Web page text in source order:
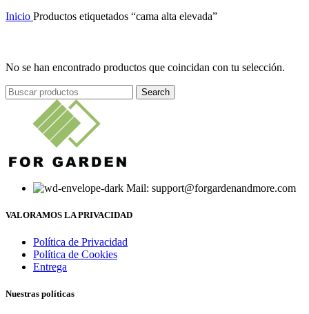
Inicio Productos etiquetados “cama alta elevada”
No se han encontrado productos que coincidan con tu selección.
Search
Mail: support@forgardenandmore.com
VALORAMOS LA PRIVACIDAD
Política de Privacidad
Política de Cookies
Entrega
Nuestras políticas